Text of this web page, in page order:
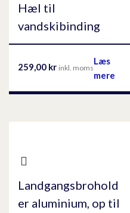
Hæl til
vandskibinding
259,00 kr inkl. moms
Læs
mere
Landgangsbrohold
er aluminium, op til